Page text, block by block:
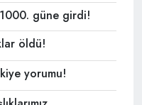
1000. güne girdi!
öldü!
yorumu!